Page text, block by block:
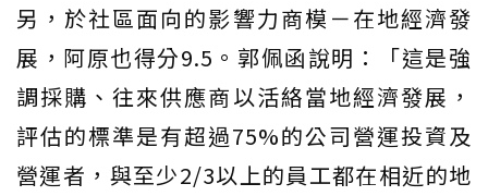
另，於社區面向的影響力商模－在地經濟發
展，阿原也得分9.5。郭佩函說明：「這是強
調採購、往來供應商以活絡當地經濟發展，
評估的標準是有超過75%的公司營運投資及
營運者，與至少2/3以上的員工都在相近的地